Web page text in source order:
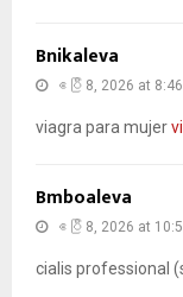
Bnikaleva
ဧပြီ 8, 2026 at
viagra para mujer
Bmboaleva
ဧပြီ 8, 2026 at
cialis professional